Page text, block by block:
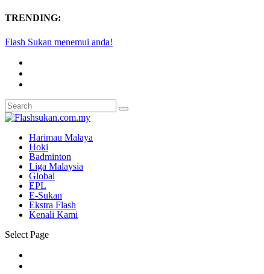
TRENDING:
Flash Sukan menemui anda!
Harimau Malaya
Hoki
Badminton
Liga Malaysia
Global
EPL
E-Sukan
Ekstra Flash
Kenali Kami
Select Page